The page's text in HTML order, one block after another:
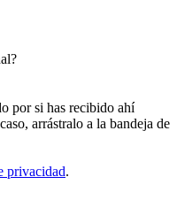
por si has recibido ahí
arrástralo a la bandeja de
privacidad.